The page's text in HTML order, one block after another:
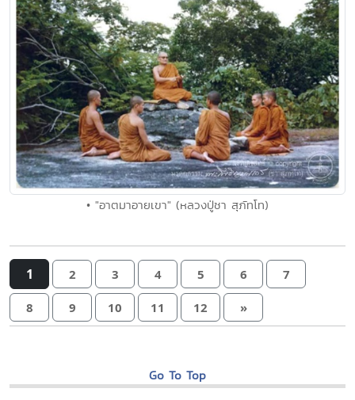
• "อาตมาอายเขา" (หลวงปู่ชา สุภัทโท)
1 2 3 4 5 6 7
8 9 10 11 12 »
Go To Top